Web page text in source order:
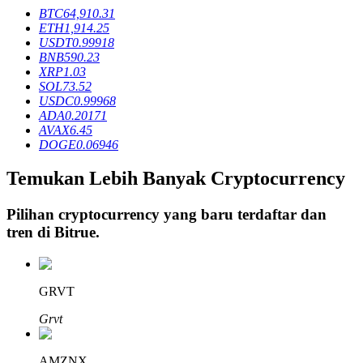
Penguncian BTR
Investasi eksklusif untuk pemegang BTR
Layanan pinjaman yang didukung Crypto
BTC64,910.31
ETH1,914.25
USDT0.99918
BNB590.23
XRP1.03
SOL73.52
USDC0.99968
ADA0.20171
AVAX6.45
DOGE0.06946
Temukan Lebih Banyak Cryptocurrency
Pilihan cryptocurrency yang baru terdaftar dan
tren di Bitrue.
GRVT
Grvt